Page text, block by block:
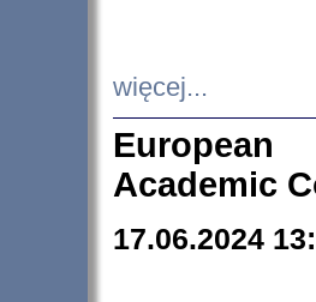
więcej...
European
Academic
17.06.2024